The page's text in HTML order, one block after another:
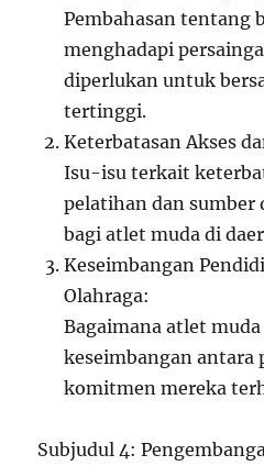
Pembahasan tentang
menghadapi
diperlukan untuk
tertinggi.
Keterbatasan Akses
Isu-isu terkait
pelatihan dan sumber
bagi atlet muda di
Keseimbangan
Olahraga:
Bagaimana atlet
keseimbangan antara
komitmen mereka
Subjudul 4: